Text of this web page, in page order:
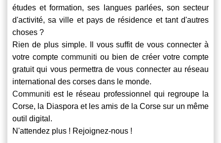
études et formation, ses langues parlées, son secteur
d'activité, sa ville et pays de résidence et tant d'autres
choses ?
Rien de plus simple. Il vous suffit de vous connecter à
votre compte communiti ou bien de créer votre compte
gratuit qui vous permettra de vous connecter au réseau
international des corses dans le monde.
Communiti est le réseau professionnel qui regroupe la
Corse, la Diaspora et les amis de la Corse sur un même
outil digital.
N'attendez plus ! Rejoignez-nous !